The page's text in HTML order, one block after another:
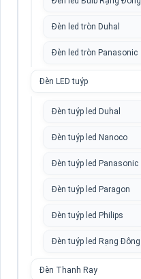
Đèn led tròn Duhal
Đèn led tròn Panasonic
Đèn LED tuýp
Đèn tuýp led Duhal
Đèn tuýp led Nanoco
Đèn tuýp led Panasonic
Đèn tuýp led Paragon
Đèn tuýp led Philips
Đèn tuýp led Rạng Đông
Đèn Thanh Ray